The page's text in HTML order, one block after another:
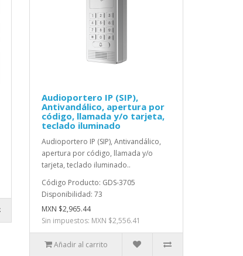
Audioportero IP (SIP),
Antivandálico, apertura por
código, llamada y/o tarjeta,
teclado iluminado
Audioportero IP (SIP), Antivandálico,
apertura por código, llamada y/o
tarjeta, teclado iluminado..
Código Producto: GDS-3705
Disponibilidad: 73
MXN $2,965.44
Sin impuestos: MXN $2,556.41
Añadir al carrito